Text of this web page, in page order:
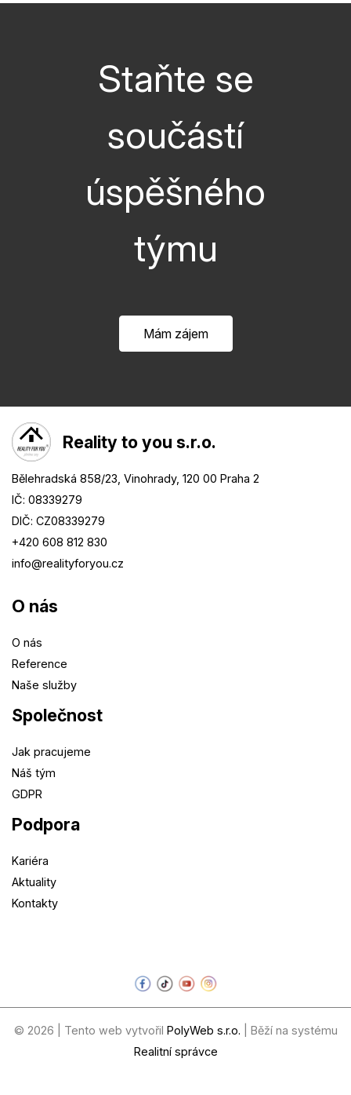
Staňte se
součástí
úspěšného
týmu
Mám zájem
Reality to you s.r.o.
Bělehradská 858/23, Vinohrady, 120 00 Praha 2
IČ: 08339279
DIČ: CZ08339279
+420 608 812 830
info@realityforyou.cz
O nás
O nás
Reference
Naše služby
Společnost
Jak pracujeme
Náš tým
GDPR
Podpora
Kariéra
Aktuality
Kontakty
© 2026 | Tento web vytvořil PolyWeb s.r.o. | Běží na systému
Realitní správce